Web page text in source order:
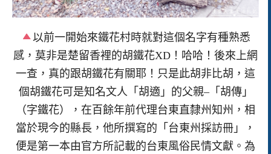
以前一開始來鐵花村時就對這個名字有種熟悉
感，莫非是楚留香裡的胡鐵花XD！哈哈！後來上網
一查，真的跟胡鐵花有關耶！只是此胡非比胡，這
個胡鐵花可是知名文人「胡適」的父親–「胡傳」
（字鐵花），在百餘年前代理台東直隸州知州，相
當於現今的縣長，他所撰寫的「台東州採訪冊」，
便是第一本由官方所記載的台東風俗民情文獻。為